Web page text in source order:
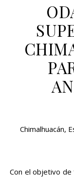
Con el objetivo